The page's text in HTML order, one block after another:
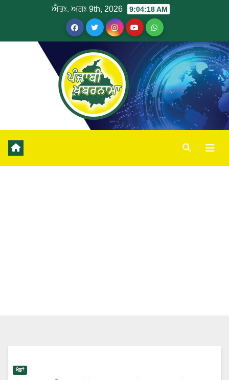
ਐਤਃ. ਅਗਃ 9th, 2026 9:04:18 AM
ਖੇਡਾਂ